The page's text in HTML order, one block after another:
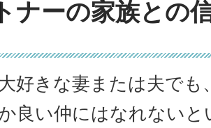
ナーの家族との
好きな妻または夫でも
良い仲にはなれないと